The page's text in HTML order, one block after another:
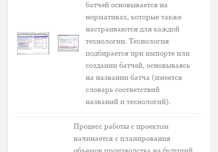
батчей основывается на
нормативах, которые также
настраиваются для каждой
технологии. Технология
подбирается при импорте или
создании батчей, основываясь
на названии батча (имеется
словарь соответствий
названий и технологий).
Процесс работы с проектом
начинается с планирования
объемов производства на будущий